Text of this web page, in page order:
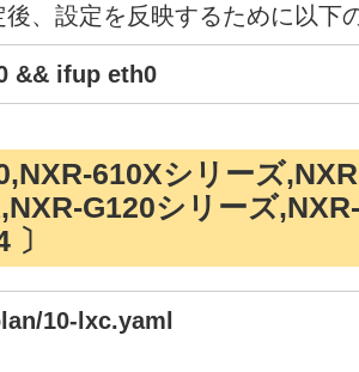
、設定を反映するために以下
&& ifup eth0
610Xシリーズ
G120シリーズ
10-lxc.yaml